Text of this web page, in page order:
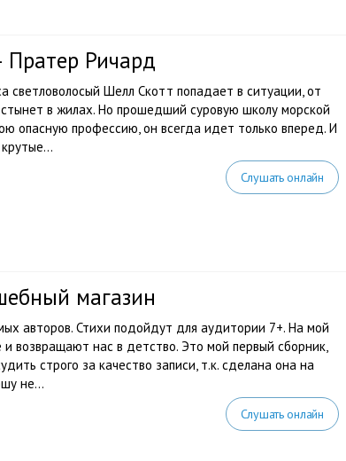
Пратер Ричард
Шелл Скотт попадает в ситуации, от
в жилах. Но прошедший суровую школу морской
опасную профессию, он всегда идет только вперед. И
Слушать онлайн
магазин
авторов. Стихи подойдут для аудитории 7+. На мой
и возвращают нас в детство. Это мой первый сборник,
строго за качество записи, т.к. сделана она на
не...
Слушать онлайн